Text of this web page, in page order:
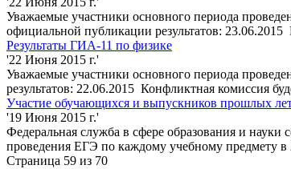
Уважаемые участники основного периода
официальной публикации результатов:
Результаты ГИА-11 по физике
'22 Июня 2015 г.'
Уважаемые участники основного периода
результатов: 22.06.2015 Конфликтная комиссия
Участие обучающихся и выпускников прошлых
'19 Июня 2015 г.'
Федеральная служба в сфере образования и
проведения ЕГЭ по каждому учебному предмету
Страница 59 из 70